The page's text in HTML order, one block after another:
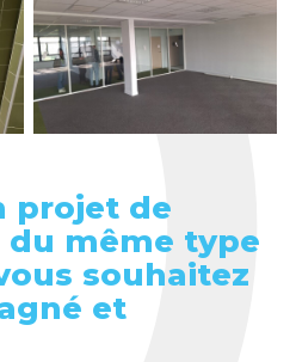
projet de
même type
souhaitez
et